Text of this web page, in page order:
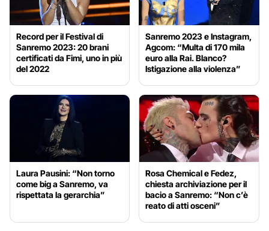
Record per il Festival di
Sanremo 2023: 20 brani
certificati da Fimi, uno in più
del 2022
Sanremo 2023 e Instagram,
Agcom: “Multa di 170 mila
euro alla Rai. Blanco?
Istigazione alla violenza”
Laura Pausini: “Non torno
come big a Sanremo, va
rispettata la gerarchia”
Rosa Chemical e Fedez,
chiesta archiviazione per il
bacio a Sanremo: “Non c’è
reato di atti osceni”